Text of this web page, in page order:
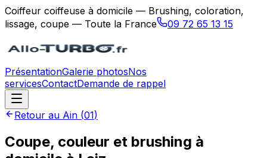
Coiffeur coiffeuse à domicile — Brushing, coloration,
lissage, coupe — Toute la France
09 72 65 13 15
PrésentationGalerie photosNos
servicesContactDemande de rappel
Retour au Ain (01)
Coupe, couleur et brushing à